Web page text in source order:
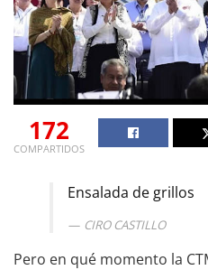
172
COMPARTIDOS
Ensalada de grillos
CIRO CASTILLO
Pero en qué momento la